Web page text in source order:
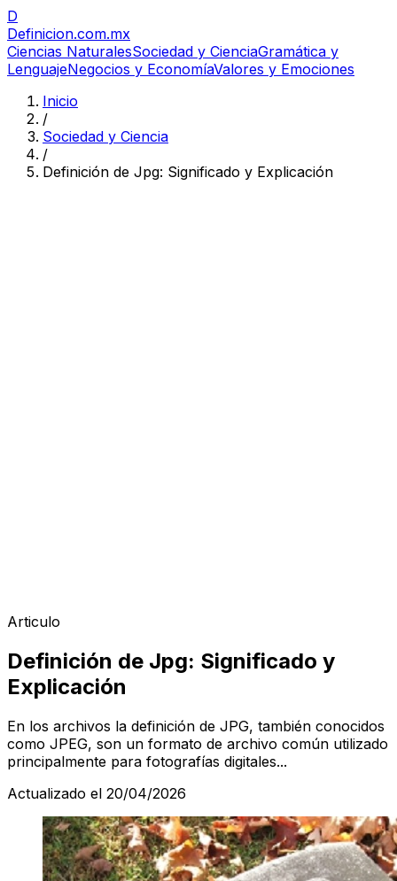
D
Definicion.com.mx
Ciencias NaturalesSociedad y CienciaGramática y
LenguajeNegocios y EconomíaValores y Emociones
Inicio
/
Sociedad y Ciencia
/
Definición de Jpg: Significado y Explicación
Articulo
Definición de Jpg: Significado y
Explicación
En los archivos la definición de JPG, también conocidos
como JPEG, son un formato de archivo común utilizado
principalmente para fotografías digitales...
Actualizado el 20/04/2026